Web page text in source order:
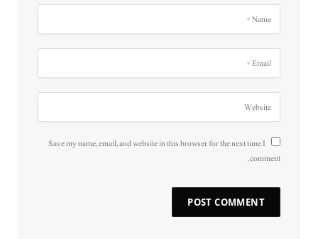
Save my name, email, and website in this browser for the next time I
comment.